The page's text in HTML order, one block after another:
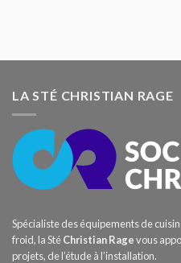
LA STÉ CHRISTIAN RAGE
Spécialiste des équipements de
froid, la StéChristian Ragevous
projets, de l’étude à l’installation.